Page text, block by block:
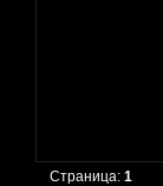
Страница:1